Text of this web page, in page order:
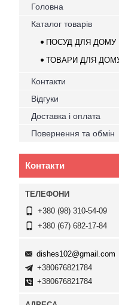
Головна
Каталог товарів
ПОСУД ДЛЯ ДОМУ
ТОВАРИ ДЛЯ
Контакти
Відгуки
Доставка і оплата
Повернення та обмін
Контакти
+380 (98) 310-54-09
+380 (67) 682-17-84
dishes102@gmail.com
+380676821784
+380676821784